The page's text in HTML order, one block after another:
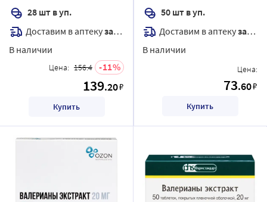
28 шт в уп.
Доставим в аптекузавтра
В наличии
Цена: 156.4 11
139.20₽
Купить
50 шт в уп.
Доставим в аптекузавтра
В наличии
Цена:
73.60₽
Купить